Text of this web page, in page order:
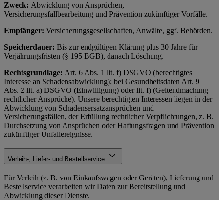
Zweck: Abwicklung von Ansprüchen,
Versicherungsfallbearbeitung und Prävention zukünftiger Vorfälle.
Empfänger: Versicherungsgesellschaften, Anwälte, ggf. Behörden.
Speicherdauer: Bis zur endgültigen Klärung plus 30 Jahre für
Verjährungsfristen (§ 195 BGB), danach Löschung.
Rechtsgrundlage: Art. 6 Abs. 1 lit. f) DSGVO (berechtigtes
Interesse an Schadensabwicklung); bei Gesundheitsdaten Art. 9
Abs. 2 lit. a) DSGVO (Einwilligung) oder lit. f) (Geltendmachung
rechtlicher Ansprüche). Unsere berechtigten Interessen liegen in der
Abwicklung von Schadensersatzansprüchen und
Versicherungsfällen, der Erfüllung rechtlicher Verpflichtungen, z. B.
Durchsetzung von Ansprüchen oder Haftungsfragen und Prävention
zukünftiger Unfallereignisse.
Verleih-, Liefer- und Bestellservice
Für Verleih (z. B. von Einkaufswagen oder Geräten), Lieferung und
Bestellservice verarbeiten wir Daten zur Bereitstellung und
Abwicklung dieser Dienste.